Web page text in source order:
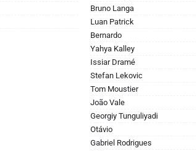
Bruno Langa
Luan Patrick
Bernardo
Yahya Kalley
Issiar Dramé
Stefan Lekovic
Tom Moustier
João Vale
Georgiy Tunguliyadi
Otávio
Gabriel Rodrigues